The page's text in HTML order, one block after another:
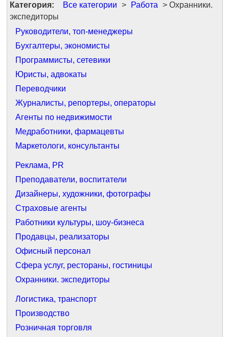
Категория: Все категории > Работа > Охранники.
экспедиторы
Руководители, топ-менеджеры
Бухгалтеры, экономисты
Программисты, сетевики
Юристы, адвокаты
Переводчики
Журналисты, репортеры, операторы
Агенты по недвижимости
Медработники, фармацевты
Маркетологи, консультанты
Реклама, PR
Преподаватели, воспитатели
Дизайнеры, художники, фотографы
Страховые агенты
Работники культуры, шоу-бизнеса
Продавцы, реализаторы
Офисный персонал
Сфера услуг, рестораны, гостиницы
Охранники. экспедиторы
Логистика, транспорт
Производство
Розничная торговля